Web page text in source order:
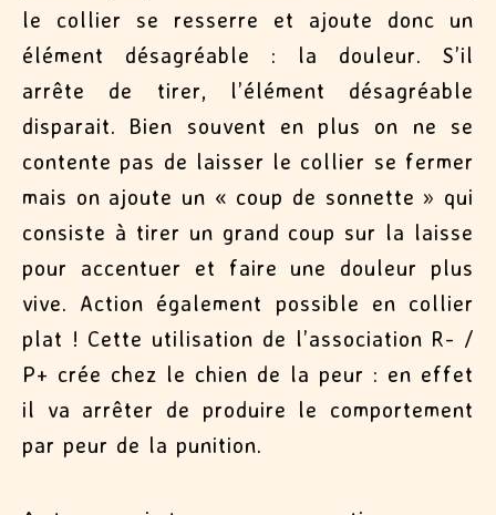
le collier se resserre et ajoute donc un
élément désagréable : la douleur. S’il
arrête de tirer, l’élément désagréable
disparait. Bien souvent en plus on ne se
contente pas de laisser le collier se fermer
mais on ajoute un « coup de sonnette » qui
consiste à tirer un grand coup sur la laisse
pour accentuer et faire une douleur plus
vive. Action également possible en collier
plat ! Cette utilisation de l’association R- /
P+ crée chez le chien de la peur : en effet
il va arrêter de produire le comportement
par peur de la punition.